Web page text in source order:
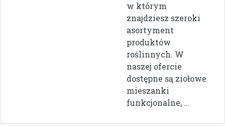
w którym
znajdziesz szeroki
asortyment
produktów
roślinnych. W
naszej ofercie
dostępne są ziołowe
mieszanki
funkcjonalne, ...